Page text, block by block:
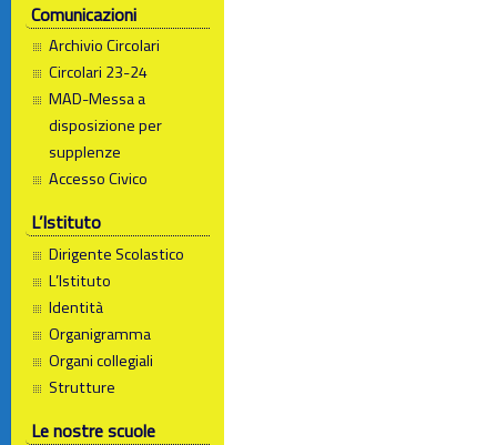
Comunicazioni
Archivio Circolari
Circolari 23-24
MAD-Messa a
disposizione per
supplenze
Accesso Civico
L’Istituto
Dirigente Scolastico
L’Istituto
Identità
Organigramma
Organi collegiali
Strutture
Le nostre scuole